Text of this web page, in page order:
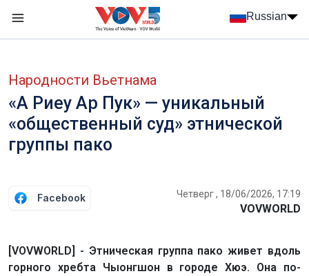
Russian
Народности Вьетнама
«А Риеу Ар Пук» — уникальный
«общественный суд» этнической
группы пако
Facebook Четверг , 18/06/2026, 17:19
VOVWORLD
[VOVWORLD] - Этническая группа пако живет вдоль
горного хребта Чыонгшон в городе Хюэ. Она по-